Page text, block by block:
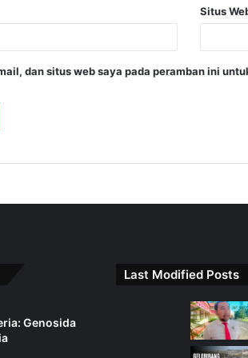
Situs
dan situs web saya pada peramban ini
Genosida
Last Modified Posts